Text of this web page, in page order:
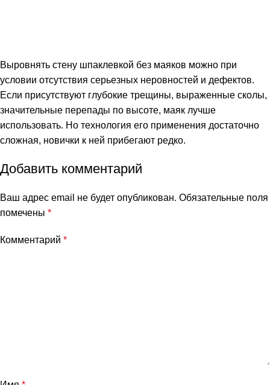
Выровнять стену шпаклевкой без маяков можно при
условии отсутствия серьезных неровностей и дефектов.
Если присутствуют глубокие трещины, выраженные сколы,
значительные перепады по высоте, маяк лучше
использовать. Но технология его применения достаточно
сложная, новички к ней прибегают редко.
Добавить комментарий
Ваш адрес email не будет опубликован. Обязательные поля
помечены *
Комментарий *